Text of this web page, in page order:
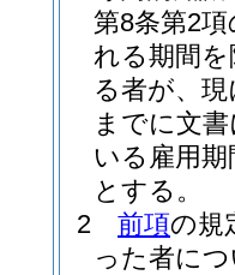
第8条第2
れる期間
る者が、
までに文
いる雇用
とする。
2
前項の規
った者に